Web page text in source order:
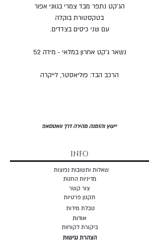
הג'קט נתפר מבד צמרי בגווני אפור
בטקסטורת בוקלה
עם שני כיסים בצדדים.
נשאר ג'קט אחרון במלאי - מידה 52
הרכב הבד: פוליאסטר, לייקרה
ייעוץ והזמנה מהירה דרך וואטסאפ
INFO
שאלות ותשובות נפוצות
מדיניות החנות
צור קשר
תקנון פרטיות
טבלת מידות
אודות
ביקורת לקוחות
הצהרת נגישות